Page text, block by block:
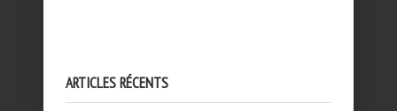
ARTICLES RÉCENTS